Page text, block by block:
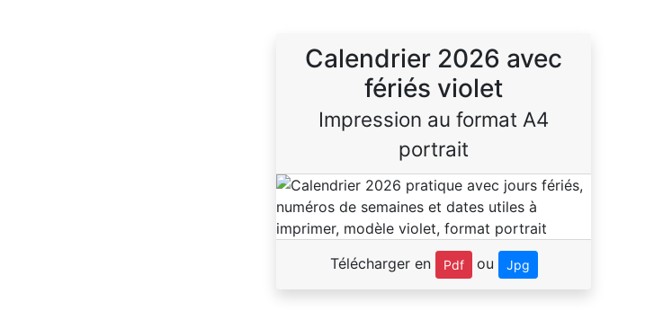
Calendrier 2026 avec
fériés violet
Impression au format A4
portrait
Télécharger en Pdf ou Jpg